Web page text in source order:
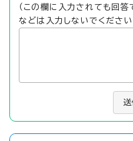
（この欄に入力されても回答
などは入力しないでください
送